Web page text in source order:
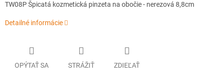
TW08P Špicatá kozmetická pinzeta na obočie - nerezová 8,8cm
Detailné informácie
OPÝTAŤ SA STRÁŽIŤ ZDIEĽAŤ